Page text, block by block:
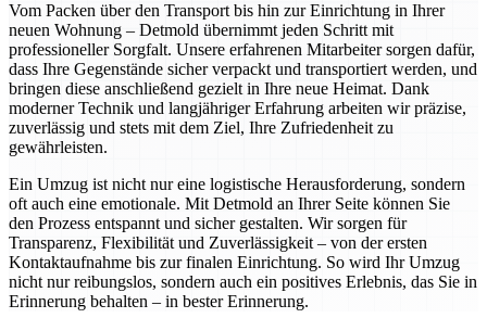
Vom Packen über den Transport bis hin zur Einrichtung in Ihrer
neuen Wohnung – Detmold übernimmt jeden Schritt mit
professioneller Sorgfalt. Unsere erfahrenen Mitarbeiter sorgen dafür,
dass Ihre Gegenstände sicher verpackt und transportiert werden, und
bringen diese anschließend gezielt in Ihre neue Heimat. Dank
moderner Technik und langjähriger Erfahrung arbeiten wir präzise,
zuverlässig und stets mit dem Ziel, Ihre Zufriedenheit zu
gewährleisten.
Ein Umzug ist nicht nur eine logistische Herausforderung, sondern
oft auch eine emotionale. Mit Detmold an Ihrer Seite können Sie
den Prozess entspannt und sicher gestalten. Wir sorgen für
Transparenz, Flexibilität und Zuverlässigkeit – von der ersten
Kontaktaufnahme bis zur finalen Einrichtung. So wird Ihr Umzug
nicht nur reibungslos, sondern auch ein positives Erlebnis, das Sie in
Erinnerung behalten – in bester Erinnerung.